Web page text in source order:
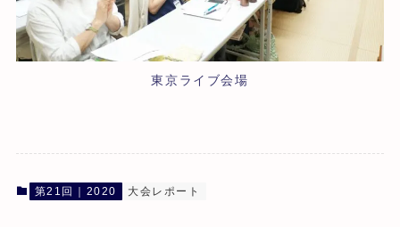
東京ライブ会場
第21回｜2020 大会レポート